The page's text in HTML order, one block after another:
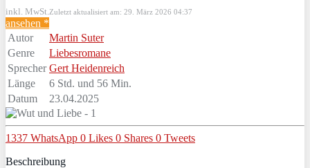
inkl. MwSt. Zuletzt aktualisiert am: 29. März 2026 04:37
ansehen *
Autor
Martin Suter
Genre
Liebesromane
Sprecher Gert Heidenreich
Länge
6 Std. und 56 Min.
Datum
23.04.2025
1337 WhatsApp 0 Likes 0 Shares 0 Tweets
Beschreibung